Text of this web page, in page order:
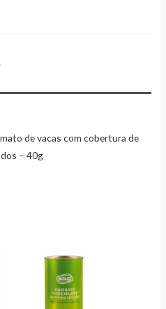
de vacas com cobertura de
– 40g